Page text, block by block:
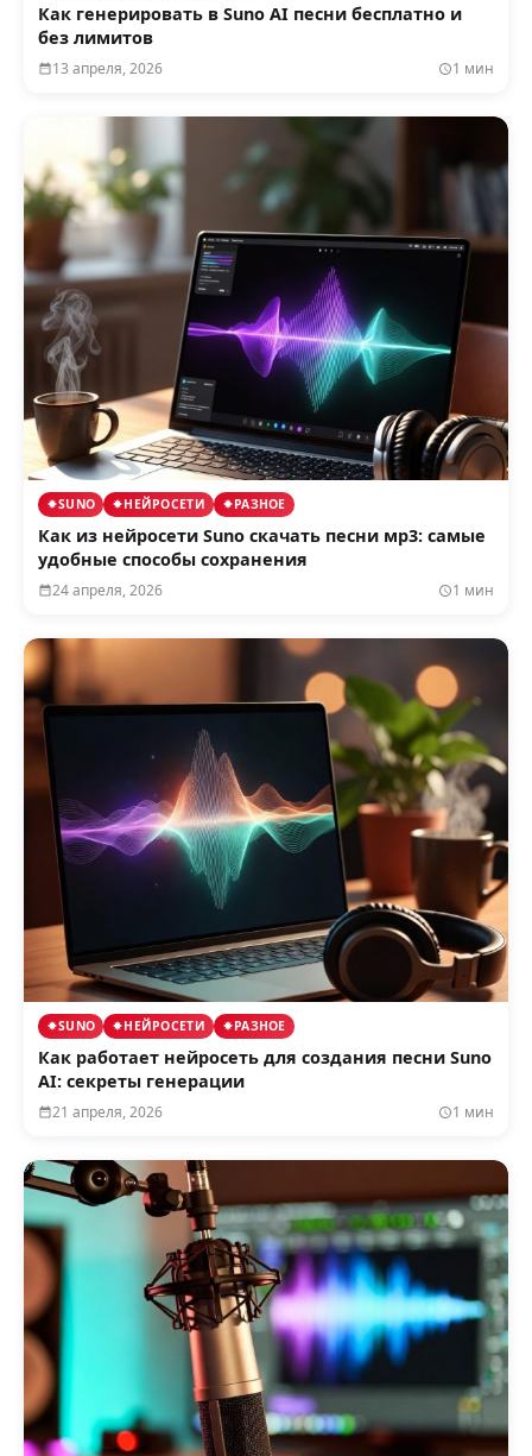
Как генерировать в Suno AI песни бесплатно и
без лимитов
13 апреля, 2026 1 мин
SUNO НЕЙРОСЕТИ РАЗНОЕ
Как из нейросети Suno скачать песни мр3: самые
удобные способы сохранения
24 апреля, 2026 1 мин
SUNO НЕЙРОСЕТИ РАЗНОЕ
Как работает нейросеть для создания песни Suno
AI: секреты генерации
21 апреля, 2026 1 мин